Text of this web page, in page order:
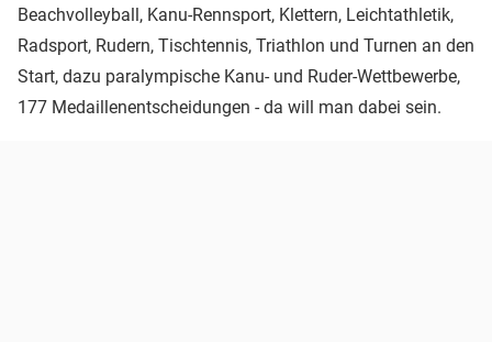
Beachvolleyball, Kanu-Rennsport, Klettern, Leichtathletik,
Radsport, Rudern, Tischtennis, Triathlon und Turnen an den
Start, dazu paralympische Kanu- und Ruder-Wettbewerbe,
177 Medaillenentscheidungen - da will man dabei sein.